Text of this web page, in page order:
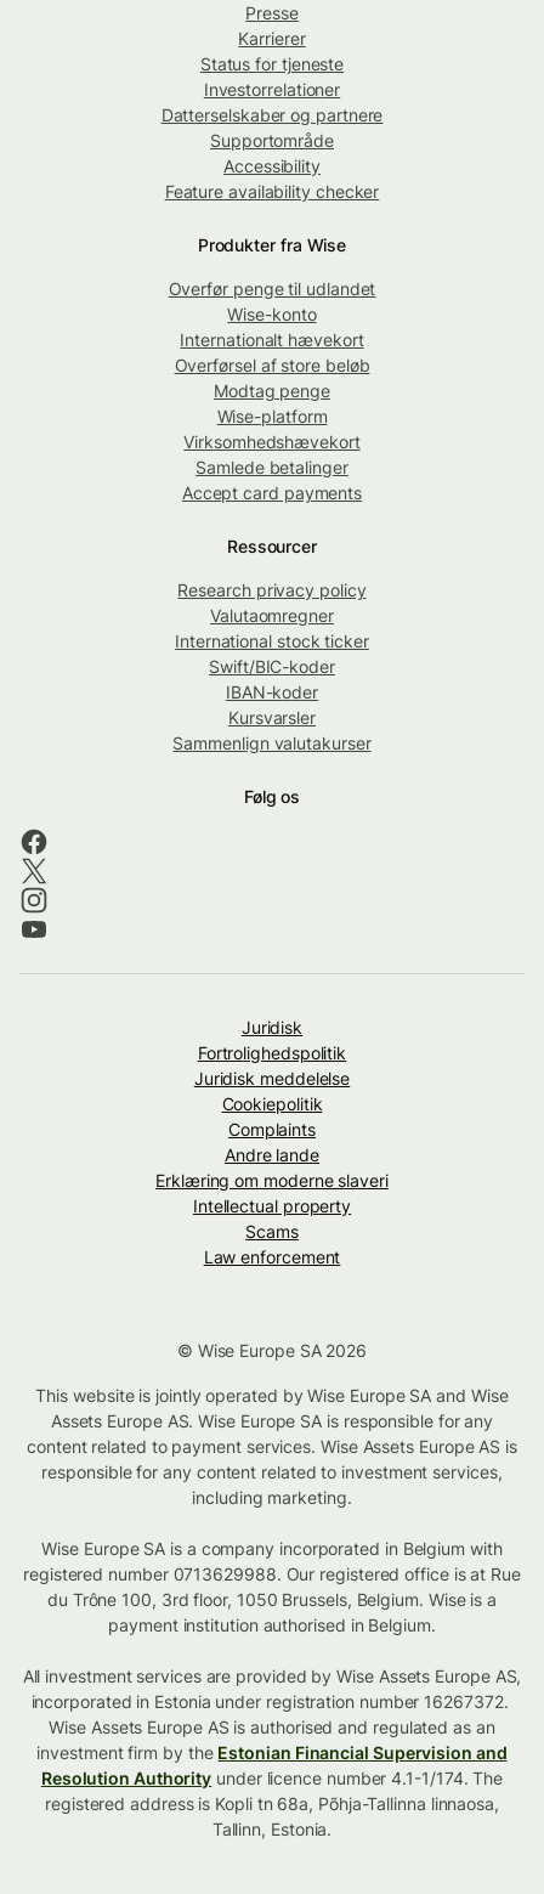
Presse
Karrierer
Status for tjeneste
Investorrelationer
Datterselskaber og partnere
Supportområde
Accessibility
Feature availability checker
Produkter fra Wise
Overfør penge til udlandet
Wise-konto
Internationalt hævekort
Overførsel af store beløb
Modtag penge
Wise-platform
Virksomhedshævekort
Samlede betalinger
Accept card payments
Ressourcer
Research privacy policy
Valutaomregner
International stock ticker
Swift/BIC-koder
IBAN-koder
Kursvarsler
Sammenlign valutakurser
Følg os
Juridisk
Fortrolighedspolitik
Juridisk meddelelse
Cookiepolitik
Complaints
Andre lande
Erklæring om moderne slaveri
Intellectual property
Scams
Law enforcement
© Wise Europe SA 2026
This website is jointly operated by Wise Europe SA and Wise
Assets Europe AS. Wise Europe SA is responsible for any
content related to payment services. Wise Assets Europe AS is
responsible for any content related to investment services,
including marketing.
Wise Europe SA is a company incorporated in Belgium with
registered number 0713629988. Our registered office is at Rue
du Trône 100, 3rd floor, 1050 Brussels, Belgium. Wise is a
payment institution authorised in Belgium.
All investment services are provided by Wise Assets Europe AS,
incorporated in Estonia under registration number 16267372.
Wise Assets Europe AS is authorised and regulated as an
investment firm by the Estonian Financial Supervision and
Resolution Authority under licence number 4.1-1/174. The
registered address is Kopli tn 68a, Põhja-Tallinna linnaosa,
Tallinn, Estonia.